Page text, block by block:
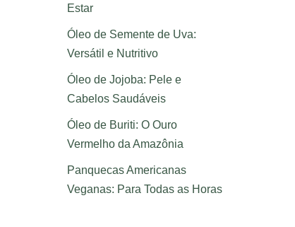
Estar
Óleo de Semente de Uva:
Versátil e Nutritivo
Óleo de Jojoba: Pele e
Cabelos Saudáveis
Óleo de Buriti: O Ouro
Vermelho da Amazônia
Panquecas Americanas
Veganas: Para Todas as Horas